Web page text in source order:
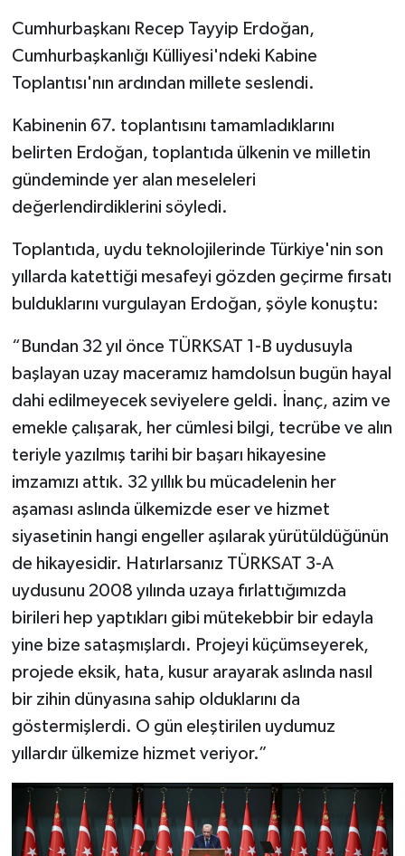
Cumhurbaşkanı Recep Tayyip Erdoğan,
Cumhurbaşkanlığı Külliyesi'ndeki Kabine
Toplantısı'nın ardından millete seslendi.
Kabinenin 67. toplantısını tamamladıklarını
belirten Erdoğan, toplantıda ülkenin ve milletin
gündeminde yer alan meseleleri
değerlendirdiklerini söyledi.
Toplantıda, uydu teknolojilerinde Türkiye'nin son
yıllarda katettiği mesafeyi gözden geçirme fırsatı
bulduklarını vurgulayan Erdoğan, şöyle konuştu:
“Bundan 32 yıl önce TÜRKSAT 1-B uydusuyla
başlayan uzay maceramız hamdolsun bugün hayal
dahi edilmeyecek seviyelere geldi. İnanç, azim ve
emekle çalışarak, her cümlesi bilgi, tecrübe ve alın
teriyle yazılmış tarihi bir başarı hikayesine
imzamızı attık. 32 yıllık bu mücadelenin her
aşaması aslında ülkemizde eser ve hizmet
siyasetinin hangi engeller aşılarak yürütüldüğünün
de hikayesidir. Hatırlarsanız TÜRKSAT 3-A
uydusunu 2008 yılında uzaya fırlattığımızda
birileri hep yaptıkları gibi mütekebbir bir edayla
yine bize sataşmışlardı. Projeyi küçümseyerek,
projede eksik, hata, kusur arayarak aslında nasıl
bir zihin dünyasına sahip olduklarını da
göstermişlerdi. O gün eleştirilen uydumuz
yıllardır ülkemize hizmet veriyor.”